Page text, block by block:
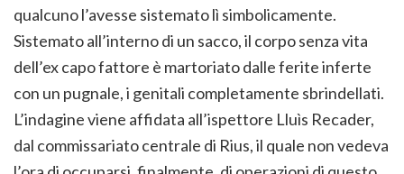
qualcuno l’avesse sistemato lì simbolicamente.
Sistemato all’interno di un sacco, il corpo senza vita
dell’ex capo fattore è martoriato dalle ferite inferte
con un pugnale, i genitali completamente sbrindellati.
L’indagine viene affidata all’ispettore Lluìs Recader,
dal commissariato centrale di Rius, il quale non vedeva